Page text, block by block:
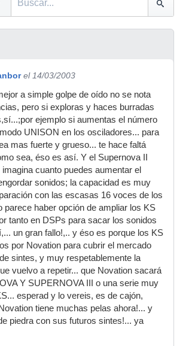
el 14/03/2003
a simple golpe de oído no se nota
pero si exploras y haces burradas
ejemplo si aumentas el número
UNISON en los osciladores... para
mas fuerte y grueso... te hace faltá
sea, éso es así. Y el Supernova II
cuanto puedes aumentar el
sonidos; la capacidad es muy
con las escasas 16 voces de los
parece haber opción de ampliar los KS
tanto en DSPs para sacar los sonidos
un gran fallo!,.. y éso es porque los KS
por Novation para cubrir el mercado
sintes, y muy respetablemente la
vuelvo a repetir... que Novation sacará
Y SUPERNOVA III o una serie muy
esperad y lo vereis, es de cajón,
tiene muchas pelas ahora!... y
piedra con sus futuros sintes!... ya